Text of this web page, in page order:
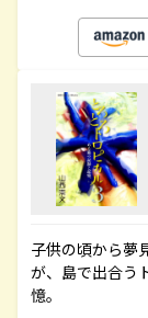
子供の頃から夢
が、島で出合う
憶。